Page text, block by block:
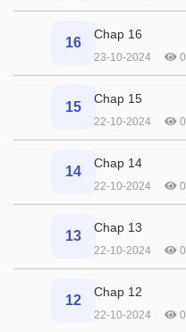
16
Chap 16
23-10-2024 0
15
Chap 15
22-10-2024 0
14
Chap 14
22-10-2024 0
13
Chap 13
22-10-2024 0
12
Chap 12
22-10-2024 0